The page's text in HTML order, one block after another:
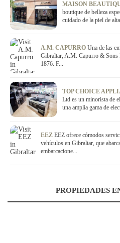
MAISON
boutique de belleza
cuidado de la piel de
A.M. CAPURRO Una de las
Gibraltar, A.M. Capurro & Sons
1876. F...
TOP CHOICE
Ltd es un minorista de
una amplia gama de
EEZ EEZ ofrece cómodos
vehículos en Gibraltar, que
embarcacione...
PROPIEDADES